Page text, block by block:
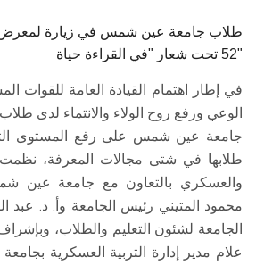
سجل الان
طلاب جامعة عين شمس في زيارة لمعرض
52 تحت شعار "في القراءة حياة"
في إطار اهتمام القيادة العامة للقوات
الوعي ورفع روح الولاء والانتماء لدى
جامعة عين شمس على رفع المستوى
طلابها في شتى مجالات المعرفة،
والعسكري بالتعاون مع جامعة عين
محمود المتيني رئيس الجامعة وأ. د. عبد
الجامعة لشئون التعليم والطلاب،
علام مدير إدارة التربية العسكرية